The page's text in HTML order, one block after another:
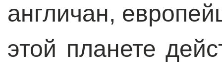
англичан,
этой планете